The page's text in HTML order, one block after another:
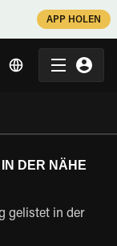
APP HOLEN
DER NÄHE
gelistet in der